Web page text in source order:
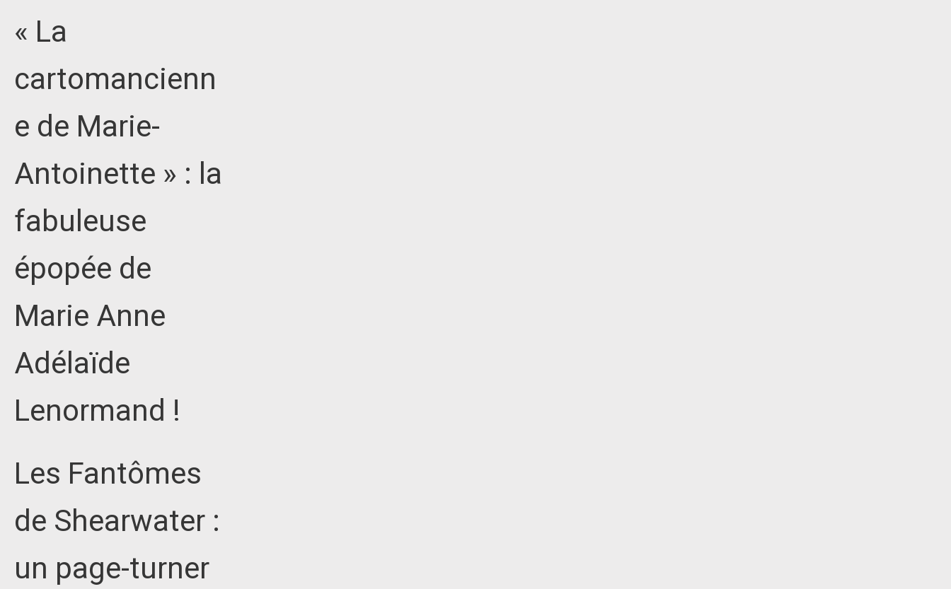
« La
cartomancienn
e de Marie-
Antoinette » : la
fabuleuse
épopée de
Marie Anne
Adélaïde
Lenormand !
Les Fantômes
de Shearwater :
un page-turner